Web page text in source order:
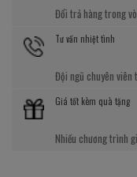
Đổi trả hàng trong
Tư vấn nhiệt tình
Đội ngũ chuyên viên
Giá tốt kèm quà tặng
Nhiều chương trình